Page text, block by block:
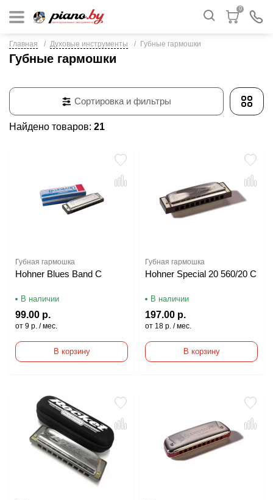
0
Главная Духовые инструменты Губные гармошки
Губные гармошки
Найдено товаров: 21
Сортировка и фильтры
Губная гармошка
Hohner Blues Band C
В наличии
99.00 р.
от 9 р. / мес.
В корзину
Губная гармошка
Hohner Special 20 560/20 C
В наличии
197.00 р.
от 18 р. / мес.
В корзину